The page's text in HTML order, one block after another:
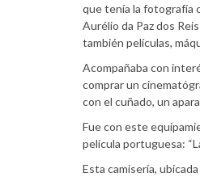
que tenía la fotografía
Aurélio da Paz dos
también películas,
Acompañaba con
comprar un
con el cuñado, un
Fue con este
película portuguesa:
Esta camisería,